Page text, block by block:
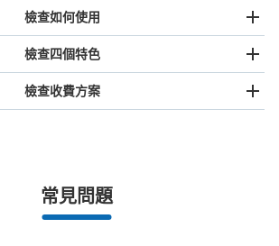
檢查如何使用
事先用手機預約
指定的日期和時間
檢查四個特色
全國有1,000家以上合作店鋪
檢查收費方案
最長邊未滿45cm的行李（小型背包、手提包、手提行李
常見問題